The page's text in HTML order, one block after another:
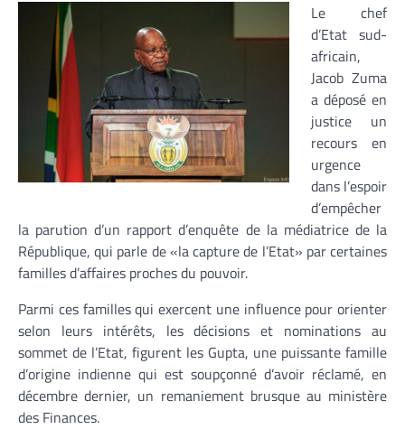
Le chef
d’Etat sud-
africain,
Jacob Zuma
a déposé en
justice un
recours en
urgence
dans l’espoir
d’empêcher
la parution d’un rapport d’enquête de la médiatrice de la
République, qui parle de «la capture de l’Etat» par certaines
familles d’affaires proches du pouvoir.
Parmi ces familles qui exercent une influence pour orienter
selon leurs intérêts, les décisions et nominations au
sommet de l’Etat, figurent les Gupta, une puissante famille
d’origine indienne qui est soupçonné d’avoir réclamé, en
décembre dernier, un remaniement brusque au ministère
des Finances.